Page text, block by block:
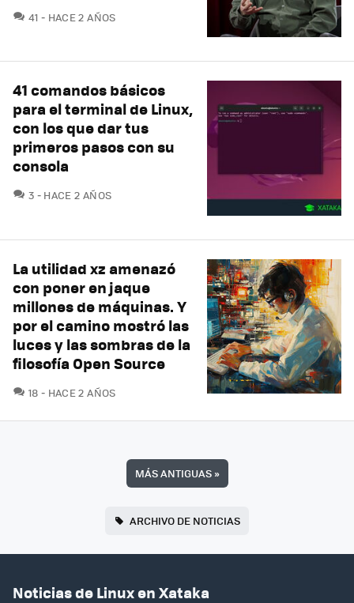
41 COMENTARIOS
HACE 2 AÑOS
41 comandos básicos
para el terminal de Linux,
con los que dar tus
primeros pasos con su
consola
3 COMENTARIOS
HACE 2 AÑOS
La utilidad xz amenazó
con poner en jaque
millones de máquinas. Y
por el camino mostró las
luces y las sombras de la
filosofía Open Source
18 COMENTARIOS
HACE 2 AÑOS
MÁS ANTIGUAS»
ARCHIVO DE NOTICIAS
Noticias de Linux en Xataka